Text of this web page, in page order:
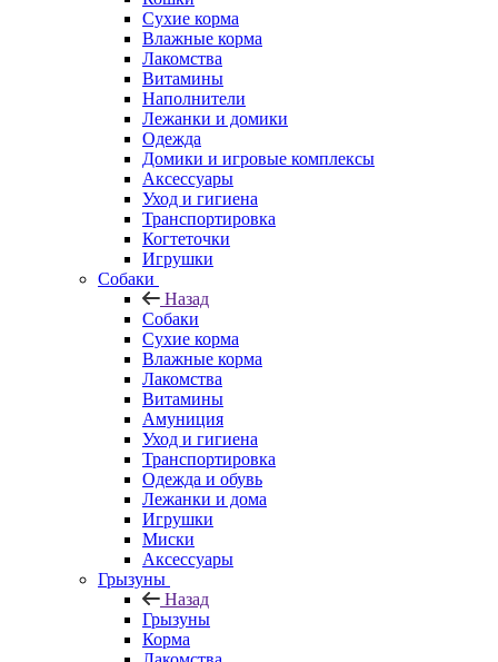
Сухие корма
Влажные корма
Лакомства
Витамины
Наполнители
Лежанки и домики
Одежда
Домики и игровые комплексы
Аксессуары
Уход и гигиена
Транспортировка
Когтеточки
Игрушки
Собаки
Назад
Собаки
Сухие корма
Влажные корма
Лакомства
Витамины
Амуниция
Уход и гигиена
Транспортировка
Одежда и обувь
Лежанки и дома
Игрушки
Миски
Аксессуары
Грызуны
Назад
Грызуны
Корма